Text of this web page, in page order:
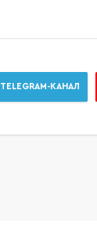
TELEGRAM-КАНАЛ